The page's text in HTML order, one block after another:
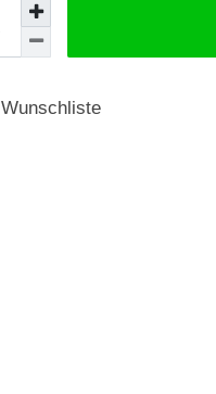
Wunschliste